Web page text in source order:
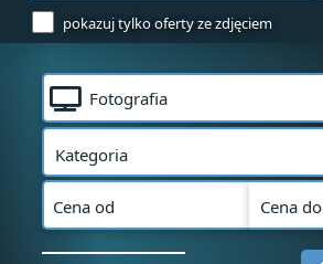
pokazuj tylko oferty ze zdjęciem
Fotografia
Kategoria
Cena od Cena do